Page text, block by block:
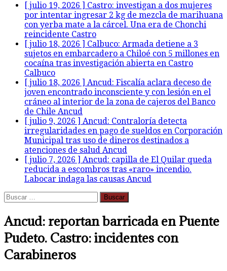
[ julio 19, 2026 ] Castro: investigan a dos mujeres
por intentar ingresar 2 kg de mezcla de marihuana
con yerba mate a la cárcel. Una era de Chonchi
reincidente Castro
[ julio 18, 2026 ] Calbuco: Armada detiene a 3
sujetos en embarcadero a Chiloé con 5 millones en
cocaína tras investigación abierta en Castro
Calbuco
[ julio 18, 2026 ] Ancud: Fiscalía aclara deceso de
joven encontrado inconsciente y con lesión en el
cráneo al interior de la zona de cajeros del Banco
de Chile Ancud
[ julio 9, 2026 ] Ancud: Contraloría detecta
irregularidades en pago de sueldos en Corporación
Municipal tras uso de dineros destinados a
atenciones de salud Ancud
[ julio 7, 2026 ] Ancud: capilla de El Quilar queda
reducida a escombros tras «raro» incendio.
Labocar indaga las causas Ancud
Buscar:
Ancud: reportan barricada en Puente
Pudeto. Castro: incidentes con
Carabineros